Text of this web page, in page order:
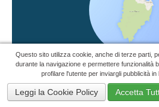
Isola di
43°03'00"N
Questo sito utilizza cookie, anche di terze parti,
durante la navigazione e permettere funzionalità
profilare l'utente per inviargli pubblicità
Leggi la Cookie Policy Accetta